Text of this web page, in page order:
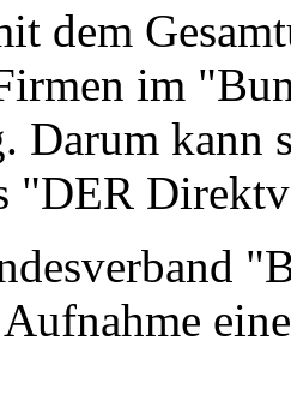
dem
im
Darum kann
"DER